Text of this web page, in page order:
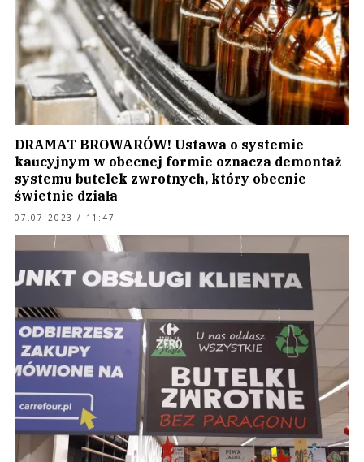
DRAMAT BROWARÓW! Ustawa o systemie
kaucyjnym w obecnej formie oznacza demontaż
systemu butelek zwrotnych, który obecnie
świetnie działa
07.07.2023 / 11:47